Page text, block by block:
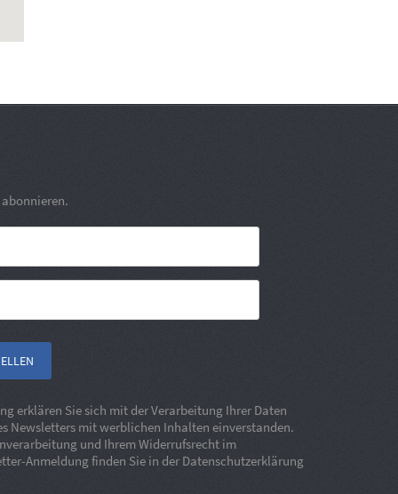
erklären Sie sich mit der Verarbeitung Ihrer Daten
Newsletters mit werblichen Inhalten einverstanden.
und Ihrem Widerrufsrecht im
Anmeldung finden Sie in der Datenschutzerklärung